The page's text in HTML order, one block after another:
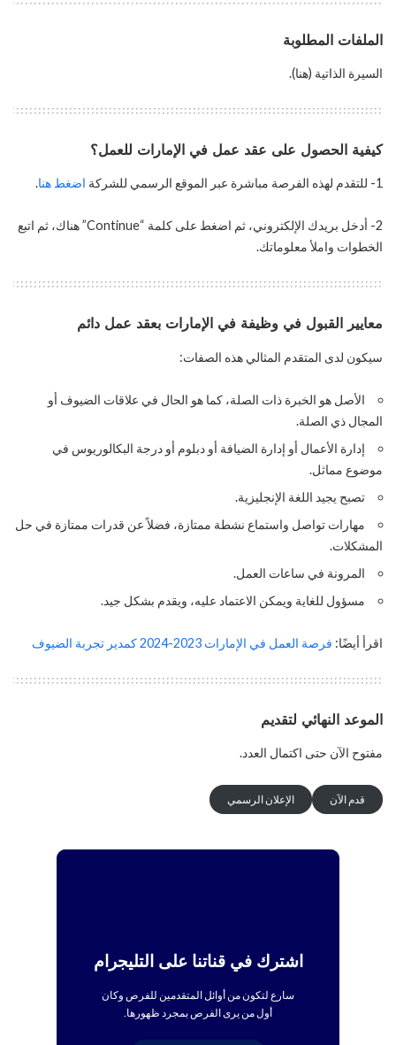
الملفات المطلوبة
السيرة الذاتية (هنا).
كيفية الحصول على عقد عمل في الإمارات للعمل؟
1- للتقدم لهذه الفرصة مباشرة عبر الموقع الرسمي للشركة اضغط هنا.
2- أدخل بريدك الإلكتروني، ثم اضغط على كلمة “Continue” هناك، ثم اتبع
الخطوات واملأ معلوماتك.
معايير القبول في وظيفة في الإمارات بعقد عمل دائم
سيكون لدى المتقدم المثالي هذه الصفات:
الأصل هو الخبرة ذات الصلة، كما هو الحال في علاقات الضيوف أو
المجال ذي الصلة.
إدارة الأعمال أو إدارة الضيافة أو دبلوم أو درجة البكالوريوس في
موضوع مماثل.
تصبح يجيد اللغة الإنجليزية.
مهارات تواصل واستماع نشطة ممتازة، فضلاً عن قدرات ممتازة في حل
المشكلات.
المرونة في ساعات العمل.
مسؤول للغاية ويمكن الاعتماد عليه، ويقدم بشكل جيد.
اقرأ أيضًا: فرصة العمل في الإمارات 2023-2024 كمدير تجربة الضيوف
الموعد النهائي لتقديم
مفتوح الآن حتى اكتمال العدد.
قدم الآن الإعلان الرسمي
اشترك في قناتنا على التليجرام
سارع لتكون من أوائل المتقدمين للفرص وكان
أول من يرى الفرص بمجرد ظهورها.